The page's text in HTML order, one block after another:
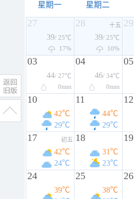
星期一 星期二
27
39/ 25℃
17%
28 十五
39/ 25℃
10%
29
03
44/ 27℃
0mm
04
46/ 34℃
0mm
05
10
42℃
29℃
11
44℃
29℃
12
17 初五
42℃
24℃
18
31℃
23℃
19
24
39℃
25
38℃
26